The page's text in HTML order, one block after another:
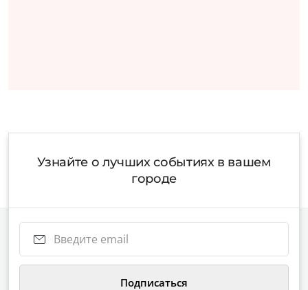
Узнайте о лучших событиях в вашем
городе